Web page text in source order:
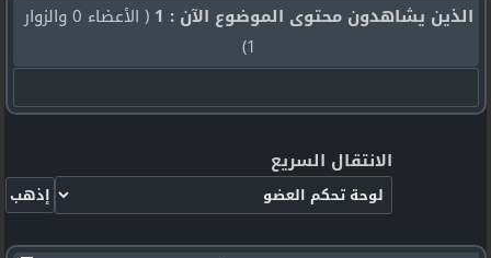
الذين يشاهدون محتوى الموضوع الآن : 1
( الأعضاء 0 والزوار
1)
الانتقال السريع